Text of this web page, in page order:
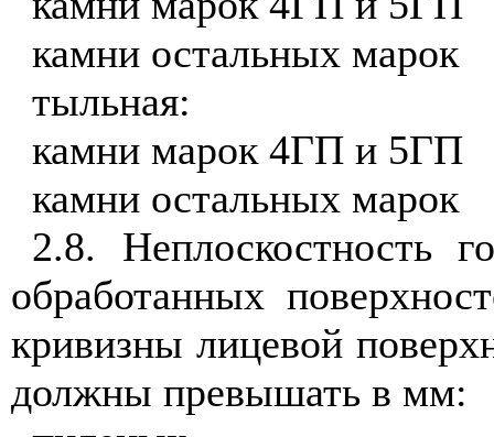
камни остальных марок
тыльная:
камни марок 4ГП и 5ГП
камни остальных марок
2.8. Неплоскостность
обработанных
кривизны лицевой
должны превышать в мм: